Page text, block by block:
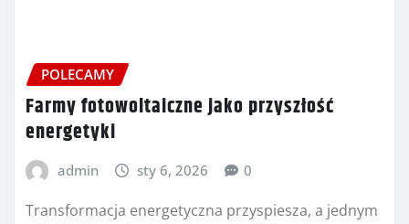
POLECAMY
Farmy fotowoltaiczne jako przyszłość
energetyki
admin sty 6, 2026 0
Transformacja energetyczna przyspiesza, a jednym